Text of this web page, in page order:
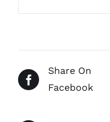
Share On
Facebook